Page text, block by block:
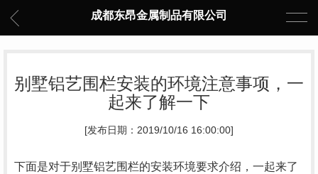
成都东昂金属制品有限公司
别墅铝艺围栏安装的环境注意事项，一
起来了解一下
[发布日期：2019/10/16 16:00:00]
下面是对于别墅铝艺围栏的安装环境要求介绍，一起来了